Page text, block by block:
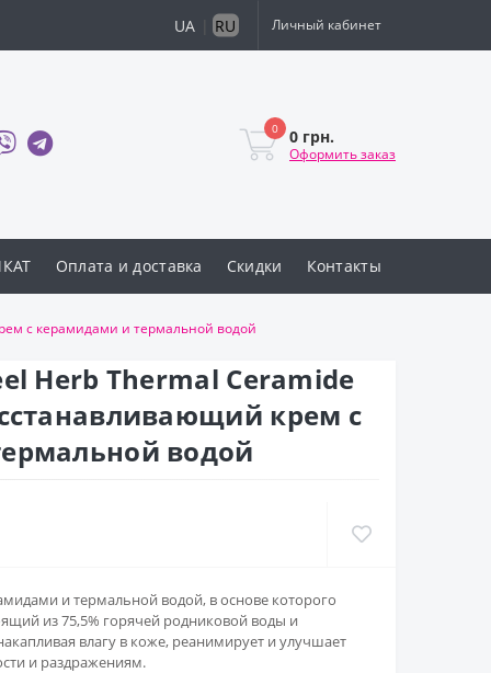
UA RU Личный кабинет
0 0 грн.
Оформить заказ
Оплата и доставка Скидки Контакты
с керамидами и термальной водой
Herb Thermal Ceramide
крем с
водой
и термальной водой, в основе которого
из 75,5% горячей родниковой воды и
влагу в коже, реанимирует и улучшает
и раздражениям.